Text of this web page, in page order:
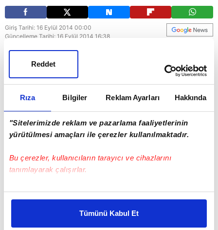
Rıza Bilgiler Reklam Ayarları Hakkında
"Sitelerimizde reklam ve pazarlama faaliyetlerinin
yürütülmesi amaçları ile çerezler kullanılmaktadır.
Bu çerezler, kullanıcıların tarayıcı ve cihazlarını
tanımlayarak çalışırlar.
Bu çerezlere izin vermeniz halinde sizlere özel
daha iyi reklam deneyimi yaşatabiliriz. Bunu yaparken
amacımızın size daha iyi bir reklam deneyimi sunmak
Tümünü Kabul Et
Reddet
Giriş Tarihi: 16 Eylül 2014 00:00
Güncelleme Tarihi: 16 Eylül 2014 16:38
Ömer’in Elif’e karşı zaafına bir kez daha tanıklık
eden Sami, Ömer’i Elif’ten uzak durması
konusunda son kez uyarır. Aksi halde Ömer’i
operasyondan atacak ve yoluna onsuz devam
edecektir.